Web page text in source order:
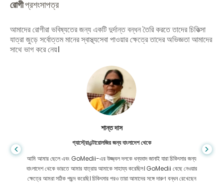
রোগীপ্রশংসাপত্র
আমাদের রোগীরা ভবিষ্যতের জন্য একটি দুর্দান্ত বন্ধন তৈরি করতে তাদের চিকিত্সা
যাত্রা জুড়ে সর্বোত্তম মানের স্বাস্থ্যসেবা পাওয়ার ক্ষেত্রে তাদের অভিজ্ঞতা আমাদের
সাথে ভাগ করে নেয়।
শান্ত দাস
গ্যাস্ট্রোএন্টারোলজির জন্য বাংলাদেশ থেকে
আমি আমার ছেলে এবং GoMedii-এর উজ্জ্বল দলকে ধন্যবাদ জানাই যারা চিকিৎসার জন্য
বাংলাদেশ থেকে ভারতে আমার যাত্রায় আমাকে সাহায্য করেছিল। GoMedii বেছে নেওয়ার
ক্ষেত্রে আমরা সঠিক পছন্দ করেছি। চিকিৎসার পরও তারা আমাদের সঙ্গে দারুণ বন্ধন রেখেছেন